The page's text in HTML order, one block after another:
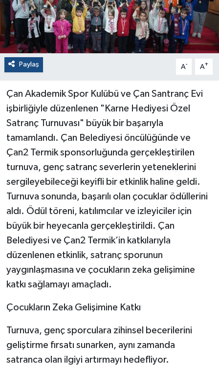
Paylaş A- A+
Çan Akademik Spor Kulübü ve Çan Santranç Evi
işbirliğiyle düzenlenen "Karne Hediyesi Özel
Satranç Turnuvası" büyük bir başarıyla
tamamlandı. Çan Belediyesi öncülüğünde ve
Çan2 Termik sponsorluğunda gerçekleştirilen
turnuva, genç satranç severlerin yeteneklerini
sergileyebileceği keyifli bir etkinlik haline geldi.
Turnuva sonunda, başarılı olan çocuklar ödüllerini
aldı. Ödül töreni, katılımcılar ve izleyiciler için
büyük bir heyecanla gerçekleştirildi. Çan
Belediyesi ve Çan2 Termik’in katkılarıyla
düzenlenen etkinlik, satranç sporunun
yaygınlaşmasına ve çocukların zeka gelişimine
katkı sağlamayı amaçladı.
Çocukların Zeka Gelişimine Katkı
Turnuva, genç sporculara zihinsel becerilerini
geliştirme fırsatı sunarken, aynı zamanda
satranca olan ilgiyi artırmayı hedefliyor.